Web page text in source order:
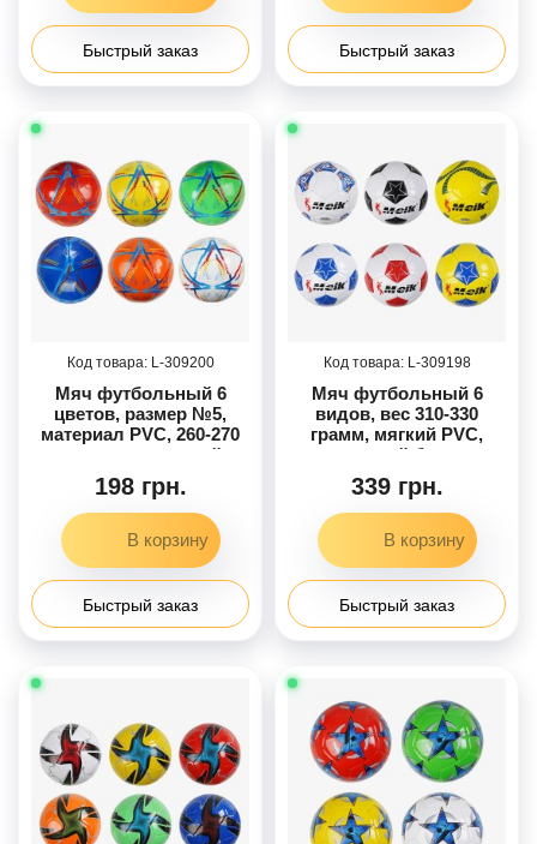
Быстрый заказ Быстрый заказ
309200
Мяч футбольный 6
цветов, размер №5,
материал PVC, 260-270
грамм, резиновый
баллон, МИКС ВИДОВ
/100/
198 грн.
Быстрый заказ
309198
Мяч футбольный 6
видов, вес 310-330
грамм, мягкий PVC,
резиновый баллон,
размер №5, МИКС
ВИДОВ /60/
339 грн.
Быстрый заказ